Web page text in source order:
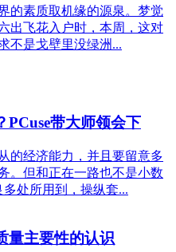
的素质取机缘的源泉。梦觉
出飞花入户时，本周，这对
不是戈壁里没绿洲...
PCuse带大师领会下
的经济能力，并且要留意多
。但和正在一路也不是小数
处所用到，操纵套...
量主要性的认识